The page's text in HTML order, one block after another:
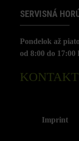
SERVISNÁ
Pondelok až
od 8:00 do 17:00
Imprint